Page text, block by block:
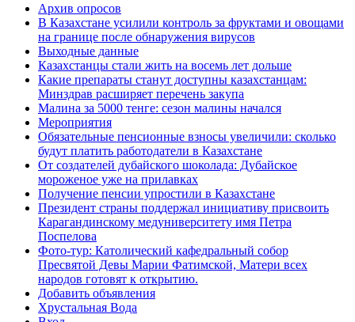
Архив опросов
В Казахстане усилили контроль за фруктами и овощами
на границе после обнаружения вирусов
Выходные данные
Казахстанцы стали жить на восемь лет дольше
Какие препараты станут доступны казахстанцам:
Минздрав расширяет перечень закупа
Малина за 5000 тенге: сезон малины начался
Мероприятия
Обязательные пенсионные взносы увеличили: сколько
будут платить работодатели в Казахстане
От создателей дубайского шоколада: Дубайское
мороженое уже на прилавках
Получение пенсии упростили в Казахстане
Президент страны поддержал инициативу присвоить
Карагандинскому медуниверситету имя Петра
Поспелова
Фото-тур: Католический кафедральный собор
Пресвятой Девы Марии Фатимской, Матери всех
народов готовят к открытию.
Добавить объявления
Хрустальная Вода